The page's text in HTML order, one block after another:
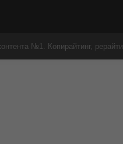
№1. Копирайтинг,